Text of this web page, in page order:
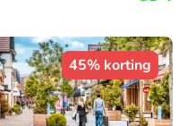
45% korting